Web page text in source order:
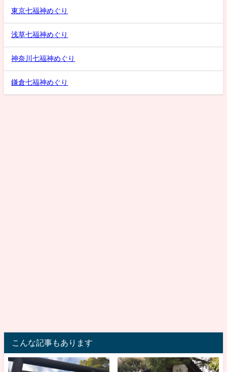
東京七福神めぐり
浅草七福神めぐり
神奈川七福神めぐり
鎌倉七福神めぐり
こんな記事もあります